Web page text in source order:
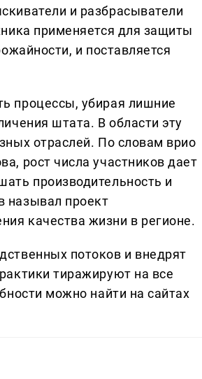
и разбрасыватели
применяется для защиты
и поставляется
процессы, убирая лишние
штата. В области эту
отраслей. По словам врио
рост числа участников дает
производительность и
называл проект
качества жизни в регионе.
потоков и внедрят
тиражируют на все
можно найти на сайтах